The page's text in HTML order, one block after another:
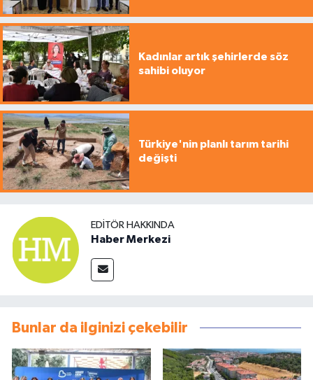
Kadınlar artık şehirlerde söz
sahibi oluyor
Türkiye'nin planlı tarım tarihi
değişti
EDITÖR HAKKINDA
Haber Merkezi
Bunlar da ilginizi çekebilir